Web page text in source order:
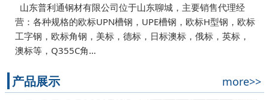
山东普利通钢材有限公司位于山东聊城，主要销售代理经
营：各种规格的欧标UPN槽钢，UPE槽钢，欧标H型钢，欧标
工字钢，欧标角钢，美标，德标，日标澳标，俄标，英标，
澳标等，Q355C角…
产品展示 more>>